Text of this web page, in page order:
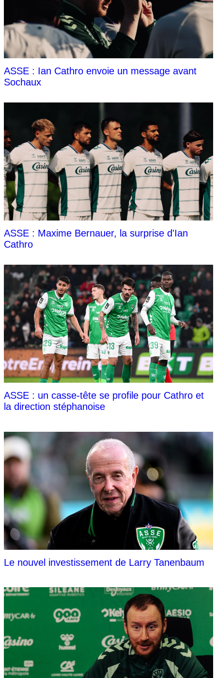
ASSE : Ian Cathro envoie un message avant
Sochaux
ASSE : Maxime Bernauer, la surprise d'Ian
Cathro
ASSE : un casse-tête se profile pour Cathro et
la direction stéphanoise
Le nouvel investissement de Larry Tanenbaum